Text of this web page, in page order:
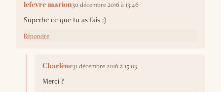
lefevre marion30 décembre 2016 à 13:46
Superbe ce que tu as fais :)
Répondre
Charlène31 décembre 2016 à 15:03
Merci ?